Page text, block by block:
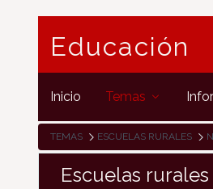
Educación
Inicio Temas
TEMAS ESCUELAS RURALES
Escuelas rurales